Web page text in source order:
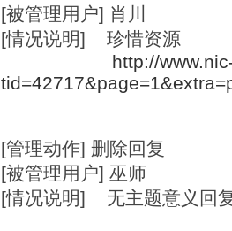
[被管理用户] 肖川
[情况说明] 珍惜资源
http://
[管理动作] 删除回复
[被管理用户] 巫师
[情况说明] 无主题意义回